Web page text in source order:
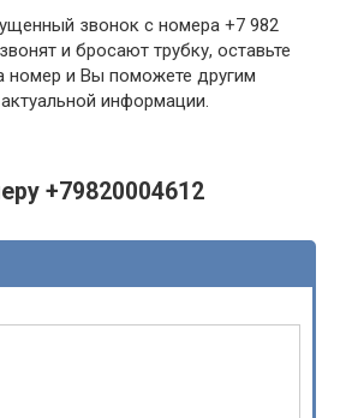
звонок с номера +7 982
и бросают трубку, оставьте
номер и Вы поможете другим
информации.
+79820004612